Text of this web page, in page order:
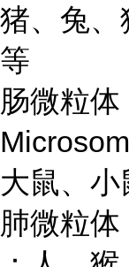
猪、兔、
等
肠微粒
大鼠、
肺微粒